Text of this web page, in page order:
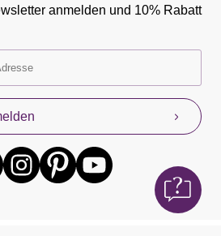
anmelden und 10% Rabatt